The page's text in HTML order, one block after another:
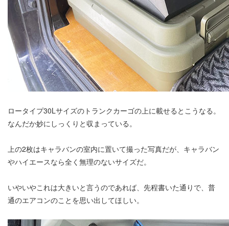
ロータイプ30Lサイズのトランクカーゴの上に載せるとこうなる。
なんだか妙にしっくりと収まっている。
上の2枚はキャラバンの室内に置いて撮った写真だが、キャラバン
やハイエースなら全く無理のないサイズだ。
いやいやこれは大きいと言うのであれば、先程書いた通りで、普
通のエアコンのことを思い出してほしい。